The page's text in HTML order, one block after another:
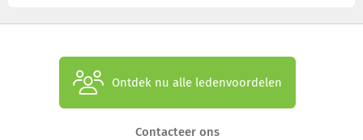
Ontdek nu alle ledenvoordelen
Contacteer ons